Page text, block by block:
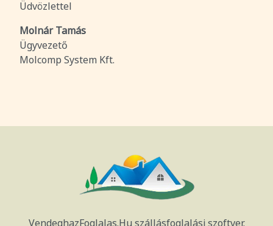
Üdvözlettel
Molnár Tamás
Ügyvezető
Molcomp System Kft.
VendeghazFoglalas.Hu szállásfoglalási szoftver.